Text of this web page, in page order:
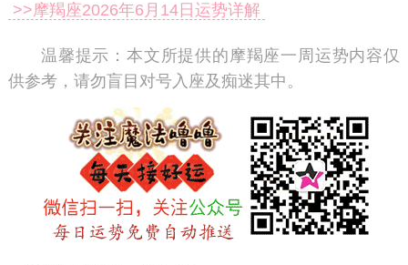
>>摩羯座2026年6月14日运势详解
温馨提示： 本文所提供的摩羯座一周运势内容仅
供参考，请勿盲目对号入座及痴迷其中。